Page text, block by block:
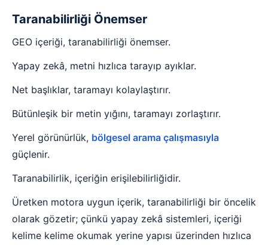
Taranabilirliği Önemser
GEO içeriği, taranabilirliği önemser.
Yapay zekâ, metni hızlıca tarayıp ayıklar.
Net başlıklar, taramayı kolaylaştırır.
Bütünleşik bir metin yığını, taramayı zorlaştırır.
Yerel görünürlük, bölgesel arama çalışmasıyla
güçlenir.
Taranabilirlik, içeriğin erişilebilirliğidir.
Üretken motora uygun içerik, taranabilirliği bir öncelik
olarak gözetir; çünkü yapay zekâ sistemleri, içeriği
kelime kelime okumak yerine yapısı üzerinden hızlıca